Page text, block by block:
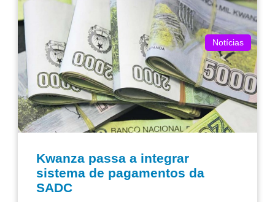
Notícias
Kwanza passa a integrar
sistema de pagamentos da
SADC